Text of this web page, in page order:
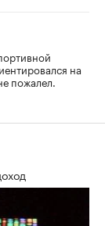
на
пожалел.